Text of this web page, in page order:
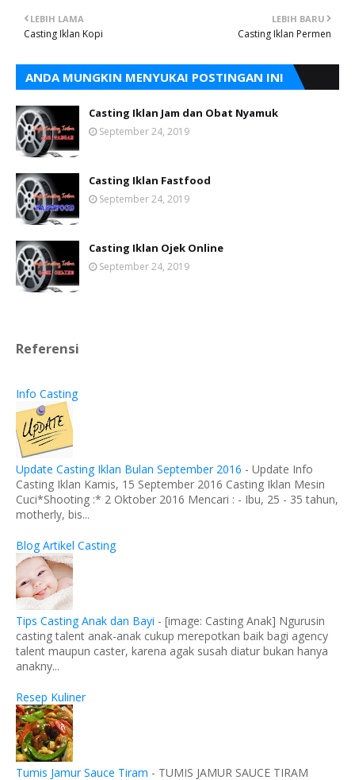
LEBIH BARU
Casting Iklan Permen
LEBIH LAMA
Casting Iklan Kopi
ANDA MUNGKIN MENYUKAI POSTINGAN INI
Casting Iklan Jam dan Obat Nyamuk
September 24, 2019
Casting Iklan Fastfood
September 24, 2019
Casting Iklan Ojek Online
September 24, 2019
Referensi
Info Casting
Update Casting Iklan Bulan September 2016 - Update Info
Casting Iklan Kamis, 15 September 2016 Casting Iklan Mesin
Cuci*Shooting :* 2 Oktober 2016 Mencari : - Ibu, 25 - 35 tahun,
motherly, bis...
Blog Artikel Casting
Tips Casting Anak dan Bayi - [image: Casting Anak] Ngurusin
casting talent anak-anak cukup merepotkan baik bagi agency
talent maupun caster, karena agak susah diatur bukan hanya
anakny...
Resep Kuliner
Tumis Jamur Sauce Tiram - TUMIS JAMUR SAUCE TIRAM